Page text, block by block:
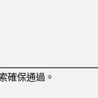
確保通過。